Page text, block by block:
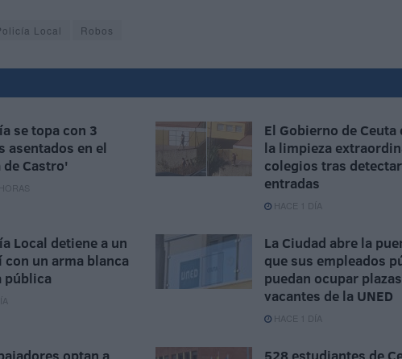
Local Robos
se topa con 3
asentados en el
Castro'
El Gobierno de Ceuta
la limpieza
colegios tras
entradas
HACE 1 DÍA
Local detiene a un
con un arma blanca
pública
La Ciudad abre la
que sus empleados
puedan ocupar plazas
vacantes de la UNED
HACE 1 DÍA